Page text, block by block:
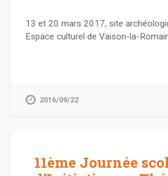
13 et 20 mars 2017, site
Espace culturel de Vaison-la-
2016/09/22
11ème Journée